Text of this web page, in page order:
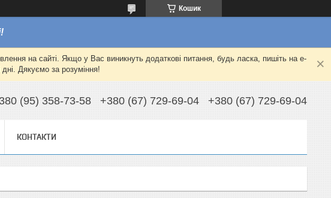
Кошик
на сайті. Якщо у Вас виникнуть додаткові питання, будь ласка, пишіть на e-
Дякуємо за розуміння!
(95) 358-73-58 +380 (67) 729-69-04 +380 (67) 729-69-04
КОНТАКТИ